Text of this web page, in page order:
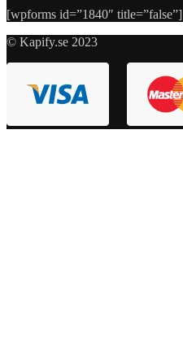
[wpforms id=”1840″ title=”false”]
© Kapify.se 2023